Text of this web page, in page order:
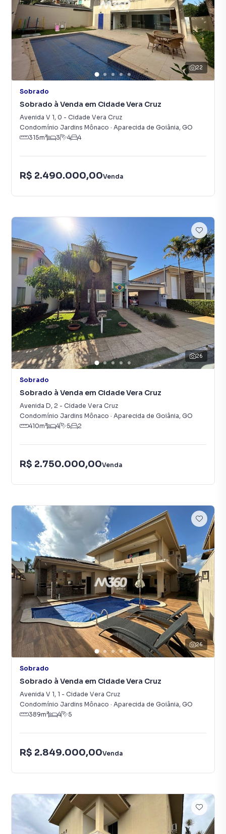
22
Sobrado
Sobrado à Venda em Cidade Vera Cruz
Avenida V 1, 0 - Cidade Vera Cruz
Condomínio Jardins Mônaco · Aparecida de Goiânia, GO
315m² 3 4 4
R$ 2.490.000,00Venda
26
Sobrado
Sobrado à Venda em Cidade Vera Cruz
Avenida D, 2 - Cidade Vera Cruz
Condomínio Jardins Mônaco · Aparecida de Goiânia, GO
410m² 4 5 2
R$ 2.750.000,00Venda
26
Sobrado
Sobrado à Venda em Cidade Vera Cruz
Avenida V 1, 1 - Cidade Vera Cruz
Condomínio Jardins Mônaco · Aparecida de Goiânia, GO
389m² 4 5
R$ 2.849.000,00Venda